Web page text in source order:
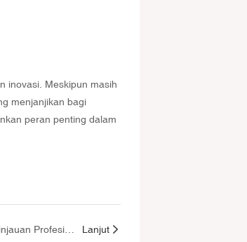
inovasi. Meskipun masih
menjanjikan bagi
peran penting dalam
Kemasan Tabung Aluminium Farmasi: Tinjauan Profesional Lanjut